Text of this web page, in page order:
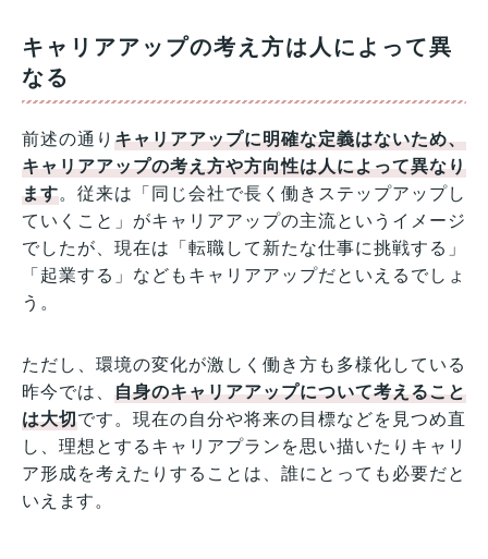
キャリアアップの考え方は人によって異
なる
前述の通りキャリアアップに明確な定義はないため、
キャリアアップの考え方や方向性は人によって異なり
ます。従来は「同じ会社で長く働きステップアップし
ていくこと」がキャリアアップの主流というイメージ
でしたが、現在は「転職して新たな仕事に挑戦する」
「起業する」などもキャリアアップだといえるでしょ
う。
ただし、環境の変化が激しく働き方も多様化している
昨今では、自身のキャリアアップについて考えること
は大切です。現在の自分や将来の目標などを見つめ直
し、理想とするキャリアプランを思い描いたりキャリ
ア形成を考えたりすることは、誰にとっても必要だと
いえます。